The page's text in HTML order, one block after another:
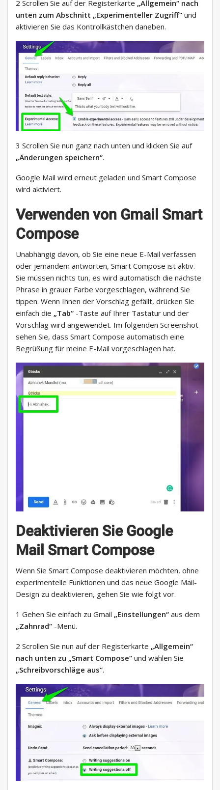
2 Scrollen Sie auf der Registerkarte „Allgemein“ nach
unten zum Abschnitt „Experimenteller Zugriff“ und
aktivieren Sie das Kontrollkästchen daneben.
3 Scrollen Sie nun ganz nach unten und klicken Sie auf
„Änderungen speichern“.
Google Mail wird erneut geladen und Smart Compose
wird aktiviert.
Verwenden von Gmail Smart
Compose
Unabhängig davon, ob Sie eine neue E-Mail verfassen
oder jemandem antworten, Smart Compose ist aktiv.
Sie müssen nichts tun, es wird automatisch die nächste
Phrase in grauer Farbe vorgeschlagen, während Sie
tippen. Wenn Ihnen der Vorschlag gefällt, drücken Sie
einfach die „Tab“ -Taste auf Ihrer Tastatur und der
Vorschlag wird angewendet. Im folgenden Screenshot
sehen Sie, dass Smart Compose automatisch eine
Begrüßung für meine E-Mail vorgeschlagen hat.
Deaktivieren Sie Google
Mail Smart Compose
Wenn Sie Smart Compose deaktivieren möchten, ohne
experimentelle Funktionen und das neue Google Mail-
Design zu deaktivieren, gehen Sie wie folgt vor.
1 Gehen Sie einfach zu Gmail „Einstellungen“ aus dem
„Zahnrad“ -Menü.
2 Scrollen Sie nun auf der Registerkarte „Allgemein“
nach unten zu „Smart Compose“ und wählen Sie
„Schreibvorschläge aus“.